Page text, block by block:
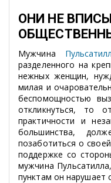
ОНИ НЕ
Мужчина
разделенного на
нежных женщин,
милая и
беспомощностью
откликнуться, то
практичности и
большинства,
позаботиться о
поддержке со
мужчина
пунктам он нарушает